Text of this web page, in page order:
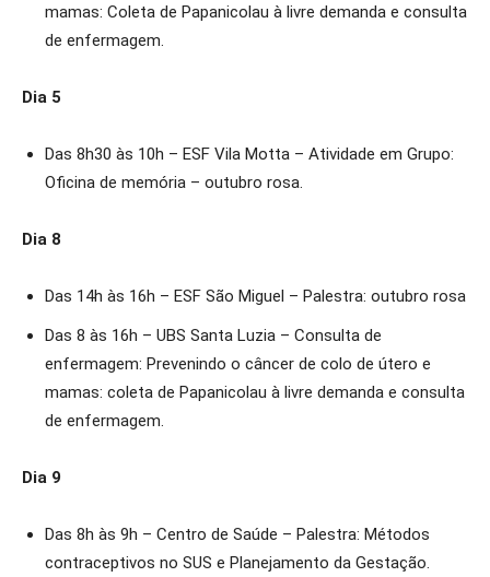
mamas: Coleta de Papanicolau à livre demanda e consulta
de enfermagem.
Dia 5
Das 8h30 às 10h – ESF Vila Motta – Atividade em Grupo:
Oficina de memória – outubro rosa.
Dia 8
Das 14h às 16h – ESF São Miguel – Palestra: outubro rosa
Das 8 às 16h – UBS Santa Luzia – Consulta de
enfermagem: Prevenindo o câncer de colo de útero e
mamas: coleta de Papanicolau à livre demanda e consulta
de enfermagem.
Dia 9
Das 8h às 9h – Centro de Saúde – Palestra: Métodos
contraceptivos no SUS e Planejamento da Gestação.